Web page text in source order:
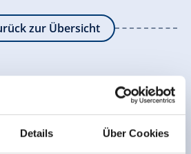
Details Über Cookies
zur Übersicht
den newsletter
anmelden!